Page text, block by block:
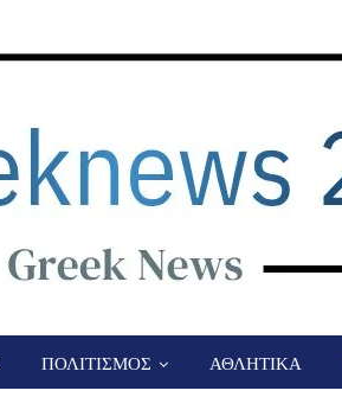
ΠΟΛΙΤΙΣΜΟΣ ΑΘΛΗΤΙΚΑ